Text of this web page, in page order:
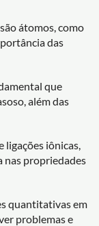
átomos, como
das
que
além das
ligações iônicas,
nas propriedades
quantitativas em
problemas e